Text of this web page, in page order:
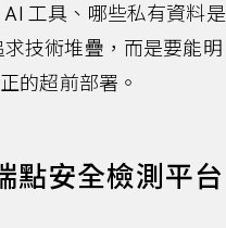
工具、哪些私有資料是
技術堆疊，而是要能明
的超前部署。
點安全檢測平台